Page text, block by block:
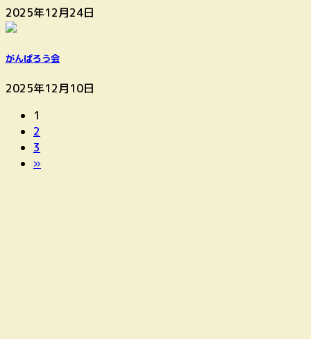
2025年12月24日
がんばろう会
2025年12月10日
投
稿
の
固
定
ペ
ー
1
固
定
ペ
2
固
定
3
»